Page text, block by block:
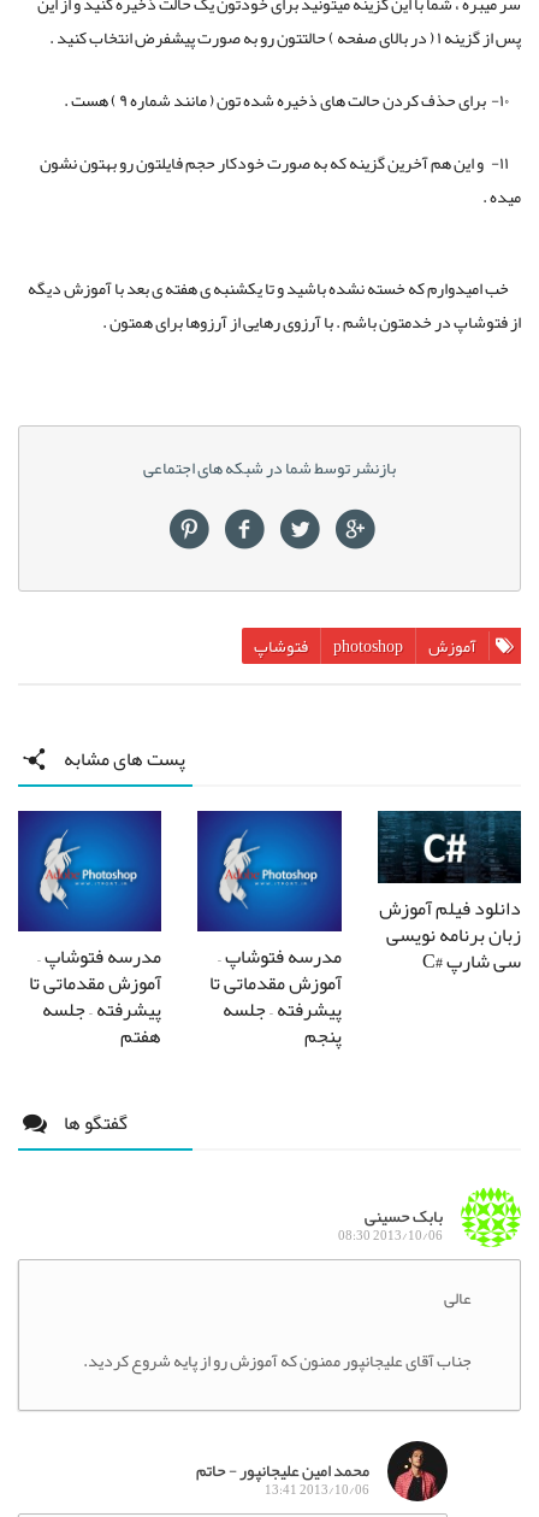
پس از گزینه ۱ ( در بالای صفحه ) حالتتون رو به صورت پیشفرض انتخاب کنید .
۱۱- و این هم آخرین گزینه که به صورت خودکار حجم فایلتون رو بهتون نشون
میده .
خب امیدوارم که خسته نشده باشید و تا یکشنبه ی هفته ی بعد با آموزش دیگه
از فتوشاپ در خدمتون باشم . با آرزوی رهایی از آرزوها برای همتون .
بازنشر توسط شما در شبکه های اجتماعی
آموزش photoshop فتوشاپ
پست های مشابه
دانلود فیلم آموزش
زبان برنامه نویسی
سی شارپ #C مدرسه فتوشاپ –
آموزش مقدماتی تا
پیشرفته – جلسه
پنجم
مدرسه فتوشاپ –
آموزش مقدماتی تا
پیشرفته – جلسه
هفتم
گفتگو ها
بابک حسینی
2013/10/06 08:30
عالی
جناب آقای علیجانپور ممنون که آموزش رو از پایه شروع کردید.
محمد امین علیجانپور - حاتم
2013/10/06 13:41